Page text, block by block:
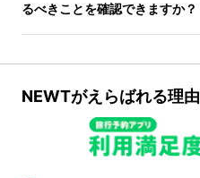
るべきことを確認できますか？
NEWTがえらばれる理由